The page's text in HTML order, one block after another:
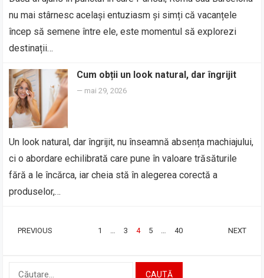
nu mai stârnesc același entuziasm și simți că vacanțele
încep să semene între ele, este momentul să explorezi
destinații…
Cum obții un look natural, dar îngrijit
— mai 29, 2026
Un look natural, dar îngrijit, nu înseamnă absența machiajului,
ci o abordare echilibrată care pune în valoare trăsăturile
fără a le încărca, iar cheia stă în alegerea corectă a
produselor,…
PAGINAȚIE
PREVIOUS 1 … 3 4 5 … 40 NEXT
Caută